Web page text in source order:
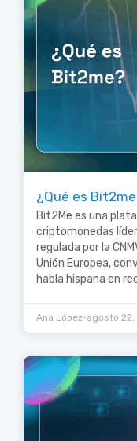
¿Qué es
Bit2Me es una
criptomonedas
regulada por la
Unión Europea,
habla hispana en
Ana López•agosto 22,